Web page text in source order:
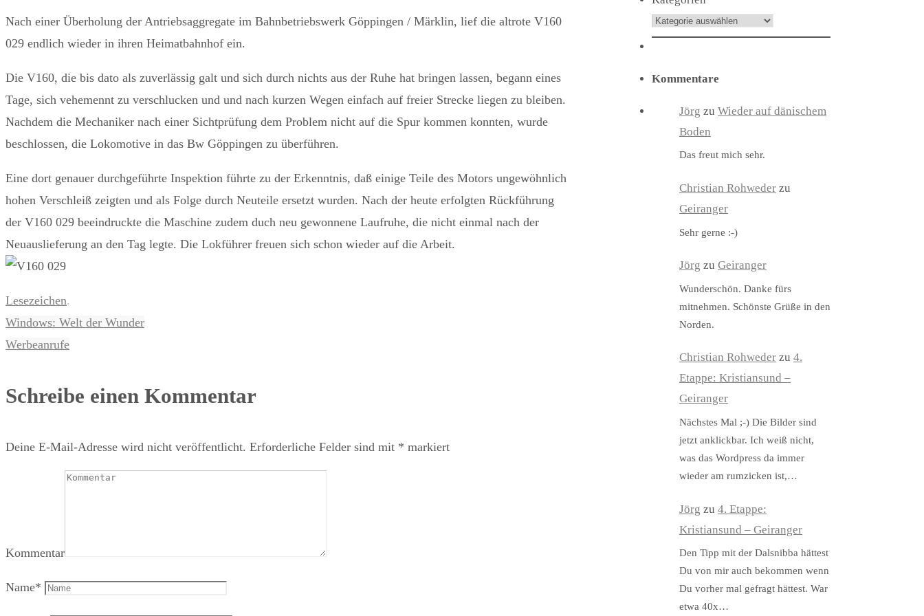
Nach einer Überholung der Antriebsaggregate im Bahnbetriebswerk Göppingen / Märklin, lief die altrote V160
029 endlich wieder in ihren Heimatbahnhof ein.
Die V160, die bis dato als zuverlässig galt und sich durch nichts aus der Ruhe hat bringen lassen, begann eines
Tage, sich vehemennt zu verschlucken und und nach kurzen Wegen einfach auf freier Strecke liegen zu bleiben.
Nachdem die Mechaniker nach einer Sichtprüfung dem Problem nicht auf die Spur kommen konnten, wurde
beschlossen, die Lokomotive in das Bw Göppingen zu überführen.
Eine dort genauer durchgeführte Inspektion führte zu der Erkenntnis, daß einige Teile des Motors ungewöhnlich
hohen Verschleiß zeigten und als Folge durch Neuteile ersetzt wurden. Nach der heute erfolgten Rückführung
der V160 029 beeindruckte die Maschine zudem duch neu gewonnene Laufruhe, die nicht einmal nach der
Neuauslieferung an den Tag legte. Die Lokführer freuen sich schon wieder auf die Arbeit.
Lesezeichen.
Windows: Welt der Wunder
Werbeanrufe
Schreibe einen Kommentar
Deine E-Mail-Adresse wird nicht veröffentlicht. Erforderliche Felder sind mit * markiert
Kommentar
Name*
Kommentare
Jörg zu Wieder auf dänischem
Boden
Das freut mich sehr.
Christian Rohweder zu
Geiranger
Sehr gerne :-)
Jörg zu Geiranger
Wunderschön. Danke fürs
mitnehmen. Schönste Grüße in den
Norden.
Christian Rohweder zu 4.
Etappe: Kristiansund –
Geiranger
Nächstes Mal ;-) Die Bilder sind
jetzt anklickbar. Ich weiß nicht,
was das Wordpress da immer
wieder am rumzicken ist,…
Jörg zu 4. Etappe:
Kristiansund – Geiranger
Den Tipp mit der Dalsnibba hättest
Du von mir auch bekommen wenn
Du vorher mal gefragt hättest. War
etwa 40x…